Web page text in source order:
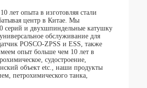
опыта в изготовляя стали
центр в Китае. Мы
серий и двухшпиндельные катушку
обслуживание для
POSCO-ZPSS и ESS, также
опыт больше чем 10 лет в
судостроение,
объект etc., наши продукты
петрохимического танка,